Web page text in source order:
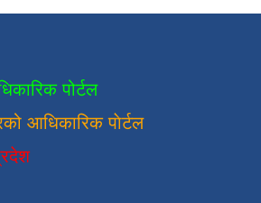
पोर्टल
आधिकारिकपाेर्टल